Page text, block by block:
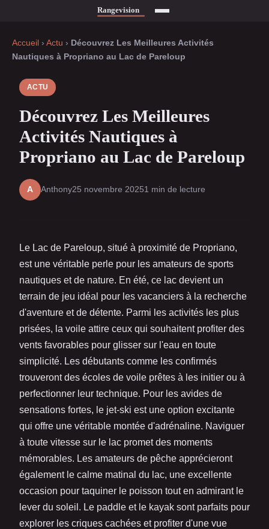
Accueil › Actu › Découvrez Les Meilleures Activités
Nautiques à Propriano au Lac de Pareloup
ACTU
Découvrez Les Meilleures
Activités Nautiques à
Propriano au Lac de Pareloup
A Anthony25 novembre 20251 min de lecture
Le Lac de Pareloup, situé à proximité de Propriano,
est une véritable perle pour les amateurs de sports
nautiques et de nature. En été, ce lac devient un
terrain de jeu idéal pour les vacanciers à la recherche
d'aventure et de détente. Parmi les activités les plus
prisées, la voile attire ceux qui souhaitent profiter des
vents favorables pour glisser sur l'eau en toute
simplicité. Les débutants comme les confirmés
trouveront des écoles de voile prêtes à les initier ou à
perfectionner leur technique. Pour les avides de
sensations fortes, le jet-ski est une option excitante
qui offre une véritable montée d'adrénaline. Naviguer
à toute vitesse sur le lac promet des moments
mémorables. Les amateurs de pêche apprécieront
également le calme matinal du lac, une excellente
occasion pour taquiner le poisson tout en admirant le
lever du soleil. Le paddle et le kayak sont parfaits pour
explorer les criques cachées et profiter d'une vue